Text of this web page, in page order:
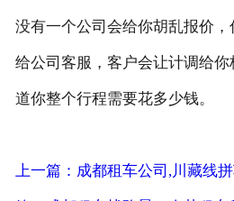
没有一个公司会给你胡乱报价
给公司客服，客户会让计调给
道你整个行程需要花多少钱。
上一篇：成都租车公司,川藏线